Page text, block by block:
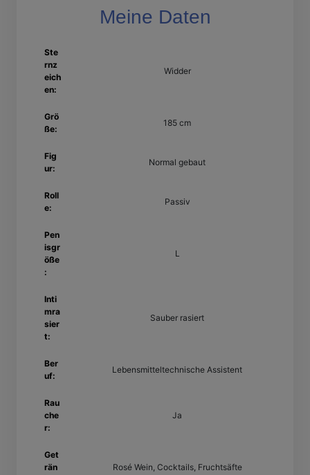
Meine Daten
Ste
rnz
eich
en:
Widder
Grö
ße:
185 cm
Fig
ur:
Normal gebaut
Roll
e:
Passiv
Pen
isgr
öße
:
L
Inti
mra
sier
t:
Sauber rasiert
Ber
uf:
Lebensmitteltechnische Assistent
Rau
che
r:
Ja
Get
rän
Rosé Wein, Cocktails, Fruchtsäfte